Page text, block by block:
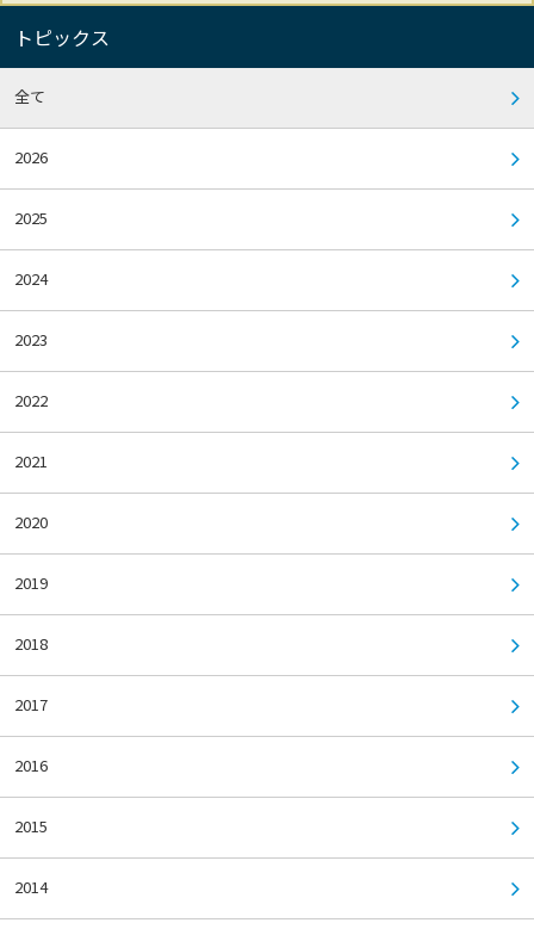
トピックス
全て
2026
2025
2024
2023
2022
2021
2020
2019
2018
2017
2016
2015
2014